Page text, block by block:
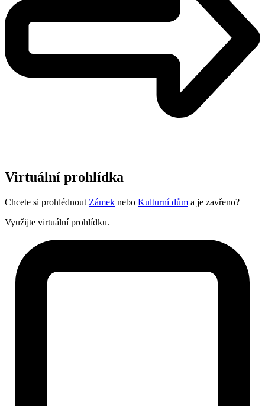
Virtuální prohlídka
Chcete si prohlédnout Zámek nebo Kulturní dům a je zavřeno?
Využijte virtuální prohlídku.